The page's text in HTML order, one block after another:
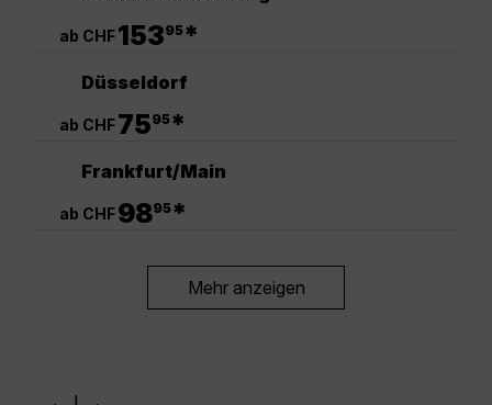
ab CHF15395*
Düsseldorf
ab CHF7595*
Frankfurt/Main
ab CHF9895*
Mehr anzeigen